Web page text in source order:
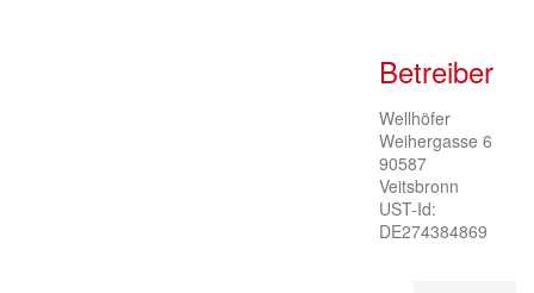
Betreiber
Wellhöfer
Weihergasse 6
90587
Veitsbronn
UST-Id:
DE274384869